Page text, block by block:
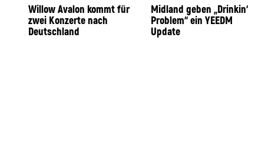
Willow Avalon kommt für
zwei Konzerte nach
Deutschland
Midland geben „Drinkin‘
Problem“ ein YEEDM
Update